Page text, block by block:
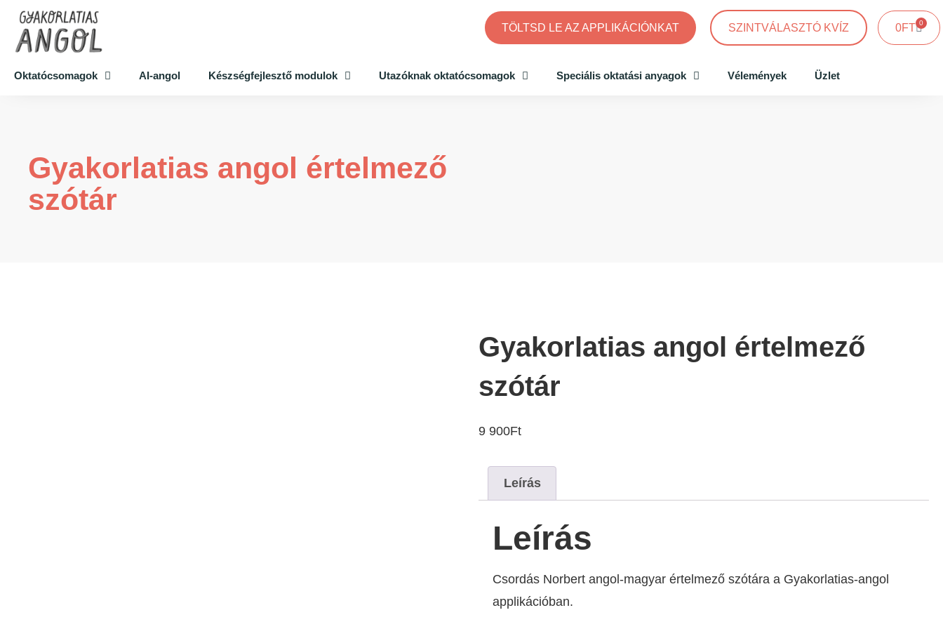
TÖLTSD LE AZ APPLIKÁCIÓNKAT SZINTVÁLASZTÓ KVÍZ 0FT 0
Oktatócsomagok AI-angol Készségfejlesztő modulok Utazóknak oktatócsomagok Speciális oktatási anyagok Vélemények Üzlet
Gyakorlatias angol értelmező
szótár
Gyakorlatias angol értelmező
szótár
9 900Ft
Leírás
Leírás
Csordás Norbert angol-magyar értelmező szótára a Gyakorlatias-angol
applikációban.